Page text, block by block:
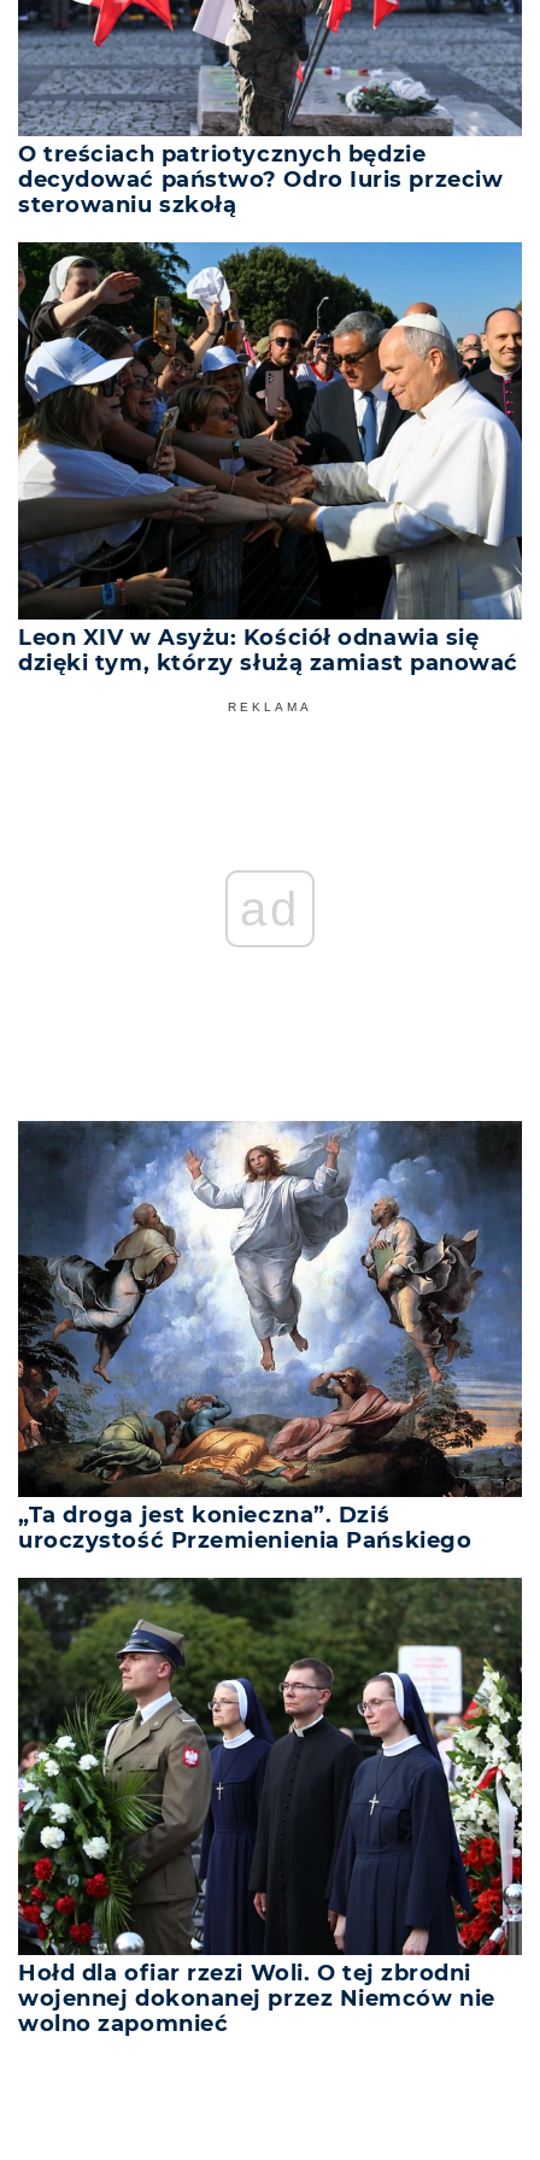
O treściach patriotycznych będzie
decydować państwo? Odro Iuris przeciw
sterowaniu szkołą
Leon XIV w Asyżu: Kościół odnawia się
dzięki tym, którzy służą zamiast panować
REKLAMA
ad
„Ta droga jest konieczna”. Dziś
uroczystość Przemienienia Pańskiego
Hołd dla ofiar rzezi Woli. O tej zbrodni
wojennej dokonanej przez Niemców nie
wolno zapomnieć